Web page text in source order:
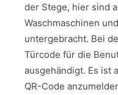
der Stege, hier sind
Waschmaschinen
untergebracht. Bei
Türcode für die
ausgehändigt. Es ist
QR-Code